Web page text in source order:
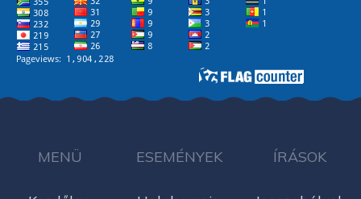
MENÜ ESEMÉNYEK ÍRÁSOK